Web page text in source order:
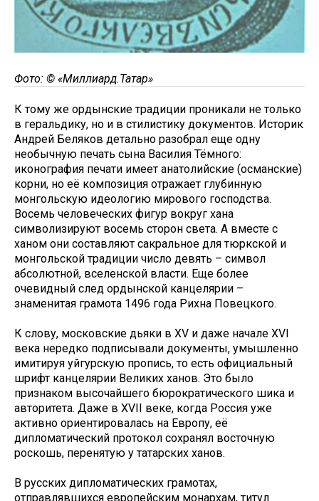
Фото: © «Миллиард.Татар»
К тому же ордынские традиции проникали не только
в геральдику, но и в стилистику документов. Историк
Андрей Беляков детально разобрал еще одну
необычную печать сына Василия Тёмного:
иконография печати имеет анатолийские (османские)
корни, но её композиция отражает глубинную
монгольскую идеологию мирового господства.
Восемь человеческих фигур вокруг хана
символизируют восемь сторон света. А вместе с
ханом они составляют сакральное для тюркской и
монгольской традиции число девять – символ
абсолютной, вселенской власти. Еще более
очевидный след ордынской канцелярии –
знаменитая грамота 1496 года Рихна Повецкого.
К слову, московские дьяки в XV и даже начале XVI
века нередко подписывали документы, умышленно
имитируя уйгурскую пропись, то есть официальный
шрифт канцелярии Великих ханов. Это было
признаком высочайшего бюрократического шика и
авторитета. Даже в XVII веке, когда Россия уже
активно ориентировалась на Европу, её
дипломатический протокол сохранял восточную
роскошь, перенятую у татарских ханов.
В русских дипломатических грамотах,
отправлявшихся европейским монархам, титул